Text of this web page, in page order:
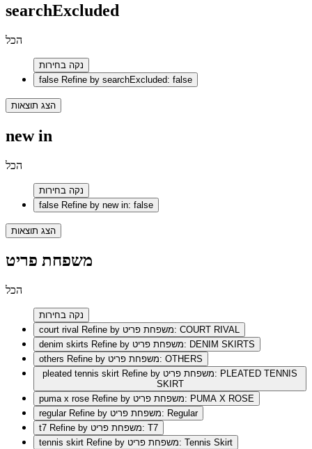
searchExcluded
הכל
נקה בחירות
false Refine by searchExcluded: false
הצג תוצאות
new in
הכל
נקה בחירות
false Refine by new in: false
הצג תוצאות
משפחת פריט
הכל
נקה בחירות
court rival
Refine by משפחת פריט: COURT RIVAL
denim skirts
Refine by משפחת פריט: DENIM SKIRTS
others
Refine by משפחת פריט: OTHERS
pleated tennis skirt Refine by משפחת פריט: PLEATED TENNIS
SKIRT
puma x rose
Refine by משפחת פריט: PUMA X ROSE
regular
Refine by משפחת פריט: Regular
t7
Refine by משפחת פריט: T7
tennis skirt
Refine by משפחת פריט: Tennis Skirt